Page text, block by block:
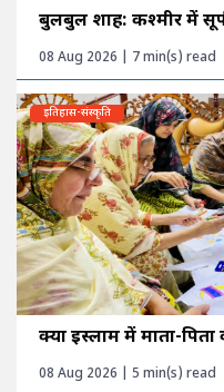
बुलबुल शाह: कश्मीर में
08 Aug 2026 | 7 min(s) read
इतिहास-संस्कृति
क्या इस्लाम में माता-
08 Aug 2026 | 5 min(s) read